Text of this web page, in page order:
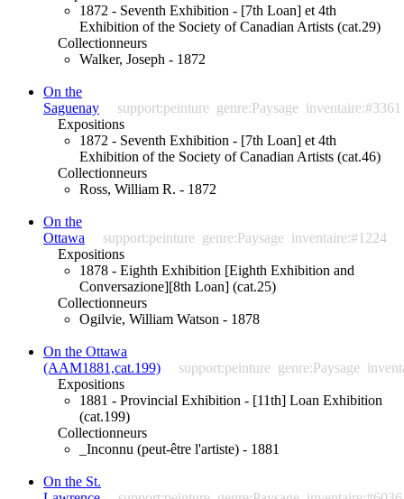
1872 - Seventh Exhibition - [7th Loan] et 4th
Exhibition of the Society of Canadian Artists (cat.29)
Collectionneurs
Walker, Joseph - 1872
On the
Saguenay
support:peinture genre:Paysage inventaire:#3361
Expositions
1872 - Seventh Exhibition - [7th Loan] et 4th
Exhibition of the Society of Canadian Artists (cat.46)
Collectionneurs
Ross, William R. - 1872
On the
Ottawa
support:peinture genre:Paysage inventaire:#1224
Expositions
1878 - Eighth Exhibition [Eighth Exhibition and
Conversazione][8th Loan] (cat.25)
Collectionneurs
Ogilvie, William Watson - 1878
On the Ottawa
(AAM1881,cat.199)
support:peinture genre:Paysage
Expositions
1881 - Provincial Exhibition - [11th] Loan Exhibition
(cat.199)
Collectionneurs
_Inconnu (peut-être l'artiste) - 1881
On the St.